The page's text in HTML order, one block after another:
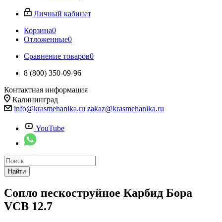
Личный кабинет
Корзина0
Отложенные0
Сравнение товаров0
8 (800) 350-09-96
Контактная информация
Калининград
info@krasmehanika.ru zakaz@krasmehanika.ru
YouTube
Найти
Сопло пескоструйное Карбид Бора
VCB 12.7